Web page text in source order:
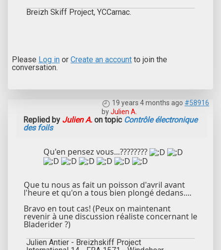
Breizh Skiff Project, YCCarnac.
Please Log in or Create an account to join the
conversation.
19 years 4 months ago #58916
byJulien A.
Replied by Julien A. on topic Contrôle électronique
des foils
Qu'en pensez vous...????????
Que tu nous as fait un poisson d'avril avant
l'heure et qu'on a tous bien plongé dedans....
Bravo en tout cas! (Peux on maintenant
revenir à une discussion réaliste concernant le
Bladerider ?)
Julien Antier - Breizhskiff Project